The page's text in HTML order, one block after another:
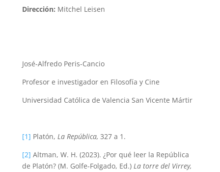
Dirección: Mitchel Leisen
José-Alfredo Peris-Cancio
Profesor e investigador en Filosofía y Cine
Universidad Católica de Valencia San Vicente Mártir
[1] Platón, La República, 327 a 1.
[2] Altman, W. H. (2023). ¿Por qué leer la República
de Platón? (M. Golfe-Folgado, Ed.) La torre del Virrey,